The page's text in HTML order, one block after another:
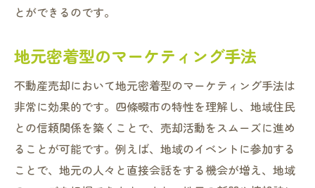
とができるのです。
地元密着型のマーケティング手法
不動産売却において地元密着型のマーケティング手法は
非常に効果的です。四條畷市の特性を理解し、地域住民
との信頼関係を築くことで、売却活動をスムーズに進め
ることが可能です。例えば、地域のイベントに参加する
ことで、地元の人々と直接会話をする機会が増え、地域